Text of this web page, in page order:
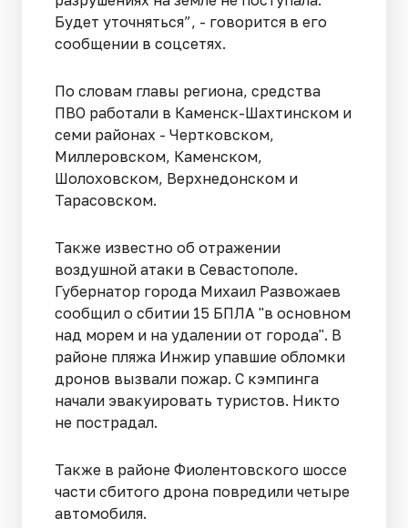
Будет уточняться”, - говорится в его
сообщении в соцсетях.
По словам главы региона, средства
ПВО работали в Каменск-Шахтинском и
семи районах - Чертковском,
Миллеровском, Каменском,
Шолоховском, Верхнедонском и
Тарасовском.
Также известно об отражении
воздушной атаки в Севастополе.
Губернатор города Михаил Развожаев
сообщил о сбитии 15 БПЛА "в основном
над морем и на удалении от города". В
районе пляжа Инжир упавшие обломки
дронов вызвали пожар. С кэмпинга
начали эвакуировать туристов. Никто
не пострадал.
Также в районе Фиолентовского шоссе
части сбитого дрона повредили четыре
автомобиля.